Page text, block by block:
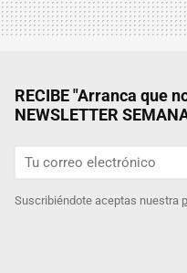
RECIBE "Arranca que
NEWSLETTER
Suscribiéndote aceptas nuestra